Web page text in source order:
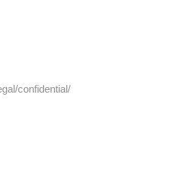
confidential/